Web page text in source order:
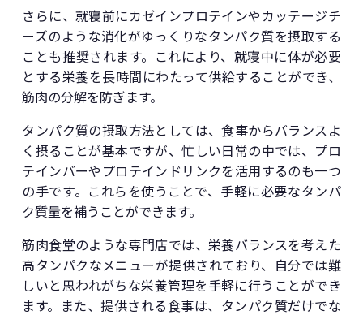
さらに、就寝前にカゼインプロテインやカッテージチ
ーズのような消化がゆっくりなタンパク質を摂取する
ことも推奨されます。これにより、就寝中に体が必要
とする栄養を長時間にわたって供給することができ、
筋肉の分解を防ぎます。
タンパク質の摂取方法としては、食事からバランスよ
く摂ることが基本ですが、忙しい日常の中では、プロ
テインバーやプロテインドリンクを活用するのも一つ
の手です。これらを使うことで、手軽に必要なタンパ
ク質量を補うことができます。
筋肉食堂のような専門店では、栄養バランスを考えた
高タンパクなメニューが提供されており、自分では難
しいと思われがちな栄養管理を手軽に行うことができ
ます。また、提供される食事は、タンパク質だけでな